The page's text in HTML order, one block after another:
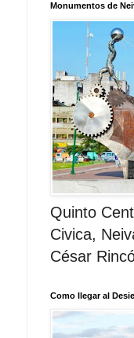
Monumentos de
Quinto
Civica,
César
Como llegar al